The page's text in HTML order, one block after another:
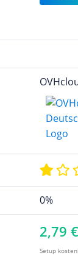
0%
2,79 €
Setup